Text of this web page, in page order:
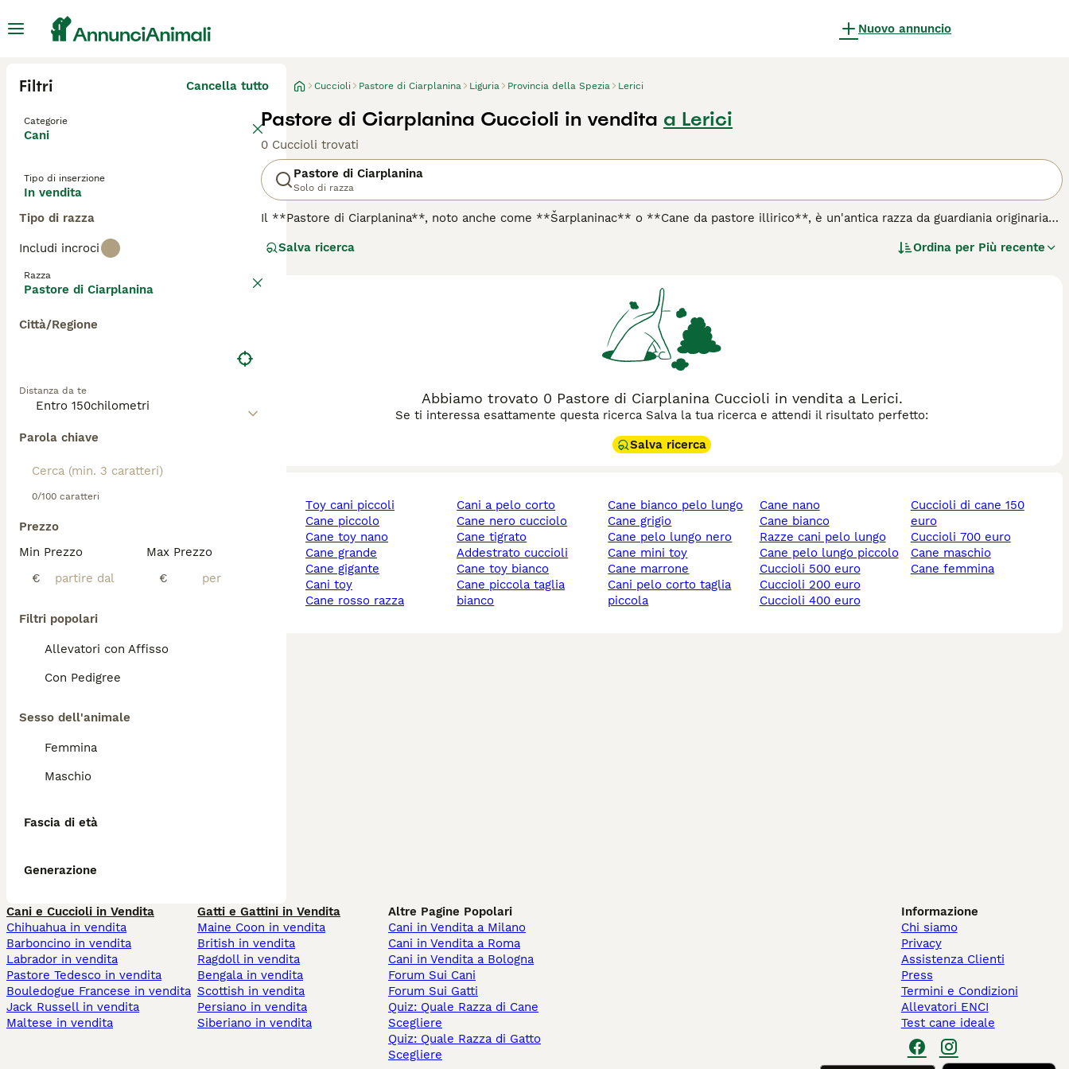
Nuovo annuncio
Filtri Cancella tutto
Categorie
Cani
Tipo di inserzione
In vendita
Tipo di razza
Includi incroci
Razza
Pastore di Ciarplanina
Città/Regione
Distanza da te
Parola chiave
0/100 caratteri
Prezzo
Min Prezzo
€
Max Prezzo
€
Filtri popolari
Allevatori con Affisso
Con Pedigree
Sesso dell'animale
Femmina
Maschio
Fascia di età
Generazione
Cuccioli Pastore di Ciarplanina Liguria Provincia della Spezia Lerici
Pastore di Ciarplanina Cuccioli in vendita a Lerici
0 Cuccioli trovati
Pastore di Ciarplanina
Solo di razza
Il **Pastore di Ciarplanina**, noto anche come **Šarplaninac** o **Cane da pastore illirico**, è un'antica razza da guardiania originaria
muscoloso è stato selezionato per proteggere il bestiame dagli attacchi di grandi predatori come lupi e orsi. Il suo manto è folto, lungo e
Pastore di Ciarplanina è molto leale e riservato; è diffidente con gli estranei ma estremamente protettivo verso la propria famiglia.
Questa razza richiede un proprietario esperto, poiché possiede un forte istinto territoriale e indipendente. Ideale per chi vive in campagna
o dispone di ampi spazi, non è adatto alla vita in appartamento. Parole chiave per una ricerca efficace in Italia includono "Šarplaninac",
Salva ricerca Ordina per Più recente
Abbiamo trovato 0 Pastore di Ciarplanina Cuccioli in vendita a Lerici.
Se ti interessa esattamente questa ricerca Salva la tua ricerca e attendi il risultato perfetto:
Salva ricerca
toy cani piccoli
cane piccolo
cane toy nano
cane grande
cane gigante
cani toy
cane rosso razza
cani a pelo corto
cane nero cucciolo
cane tigrato
addestrato cuccioli
cane toy bianco
cane piccola taglia
bianco
cane bianco pelo lungo
cane grigio
cane pelo lungo nero
cane mini toy
cane marrone
cani pelo corto taglia
piccola
cane nano
cane bianco
razze cani pelo lungo
cane pelo lungo piccolo
cuccioli 500 euro
cuccioli 200 euro
cuccioli 400 euro
cuccioli di cane 150
euro
cuccioli 700 euro
cane maschio
cane femmina
Cani e Cuccioli in Vendita
Chihuahua in vendita
Barboncino in vendita
Labrador in vendita
Pastore Tedesco in vendita
Bouledogue Francese in vendita
Jack Russell in vendita
Maltese in vendita
Gatti e Gattini in Vendita
Maine Coon in vendita
British in vendita
Ragdoll in vendita
Bengala in vendita
Scottish in vendita
Persiano in vendita
Siberiano in vendita
Altre Pagine Popolari
Cani in Vendita a Milano
Cani in Vendita a Roma
Cani in Vendita a Bologna
Forum Sui Cani
Forum Sui Gatti
Quiz: Quale Razza di Cane
Scegliere
Quiz: Quale Razza di Gatto
Scegliere
Informazione
Chi siamo
Privacy
Assistenza Clienti
Press
Termini e Condizioni
Allevatori ENCI
Test cane ideale